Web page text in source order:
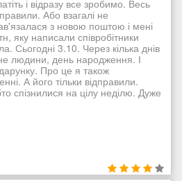
і відразу все зробимо. Весь
Або взагалі не
з новою поштою і мені
яку написали співробітники
Сьогодні 3.10. Через кілька днів
людини, день народження. І
Про це я також
А його тільки відправили.
спізнилися на цілу неділю. Дуже